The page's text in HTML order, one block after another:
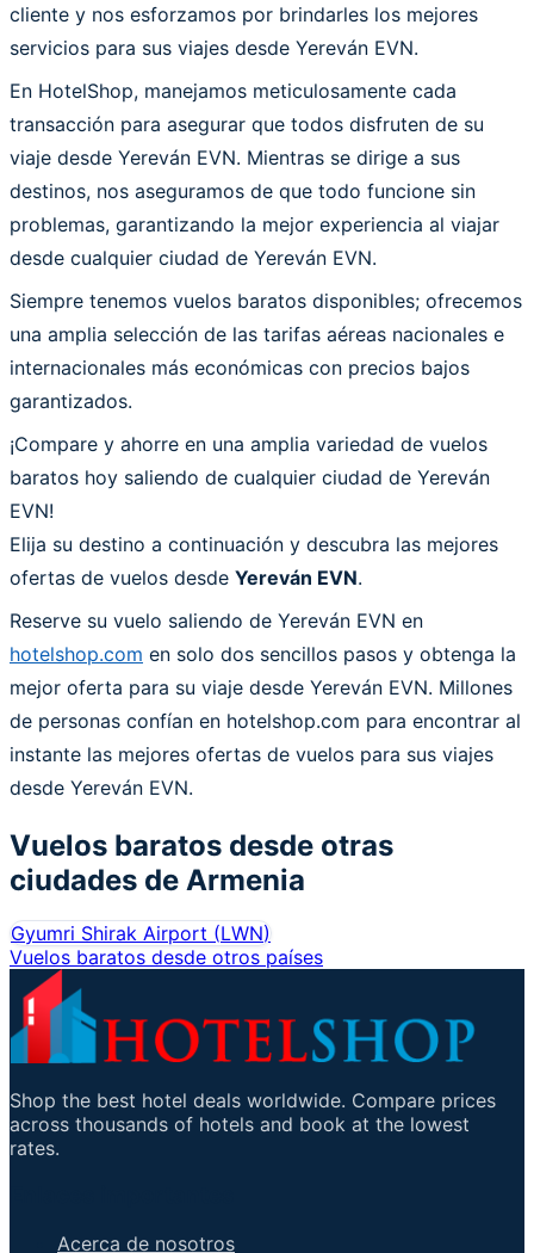
cliente y nos esforzamos por brindarles los mejores
servicios para sus viajes desde Yereván EVN.
En HotelShop, manejamos meticulosamente cada
transacción para asegurar que todos disfruten de su
viaje desde Yereván EVN. Mientras se dirige a sus
destinos, nos aseguramos de que todo funcione sin
problemas, garantizando la mejor experiencia al viajar
desde cualquier ciudad de Yereván EVN.
Siempre tenemos vuelos baratos disponibles; ofrecemos
una amplia selección de las tarifas aéreas nacionales e
internacionales más económicas con precios bajos
garantizados.
¡Compare y ahorre en una amplia variedad de vuelos
baratos hoy saliendo de cualquier ciudad de Yereván
EVN!
Elija su destino a continuación y descubra las mejores
ofertas de vuelos desde Yereván EVN.
Reserve su vuelo saliendo de Yereván EVN en
hotelshop.com en solo dos sencillos pasos y obtenga la
mejor oferta para su viaje desde Yereván EVN. Millones
de personas confían en hotelshop.com para encontrar al
instante las mejores ofertas de vuelos para sus viajes
desde Yereván EVN.
Vuelos baratos desde otras
ciudades de Armenia
Gyumri Shirak Airport (LWN)
Vuelos baratos desde otros países
Shop the best hotel deals worldwide. Compare prices
across thousands of hotels and book at the lowest
rates.
Acerca de nosotros